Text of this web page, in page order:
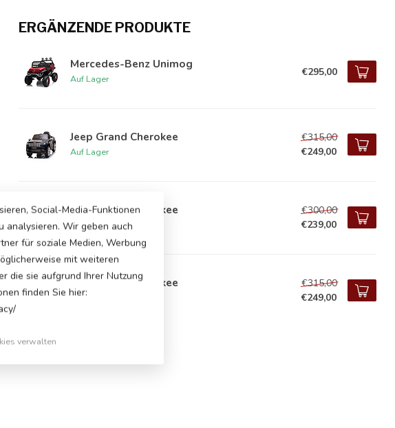
ERGÄNZENDE PRODUKTE
Mercedes-Benz Unimog
Auf Lager
€295,00
Jeep Grand Cherokee
Auf Lager
€315,00
€249,00
Jeep Grand Cherokee
Auf Lager
€300,00
€239,00
Jeep Grand Cherokee
Auf Lager
€315,00
€249,00
Social-Media-Funktionen
analysieren. Wir geben auch
für soziale Medien, Werbung
mit weiteren
die sie aufgrund Ihrer Nutzung
finden Sie hier:
verwalten